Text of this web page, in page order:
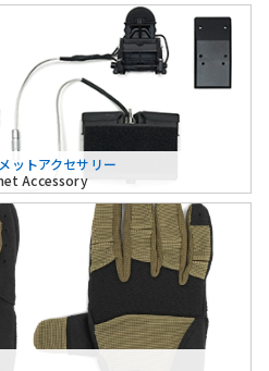
ットアクセサリー
Accessory